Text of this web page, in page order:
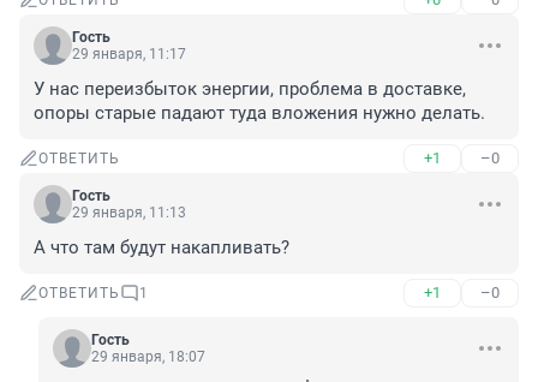
Гость
29 января, 11:17
У нас переизбыток энергии, проблема в доставке,
опоры старые падают туда вложения нужно делать.
ОТВЕТИТЬ +1 –0
Гость
29 января, 11:13
А что там будут накапливать?
ОТВЕТИТЬ 1 +1 –0
Гость
29 января, 18:07